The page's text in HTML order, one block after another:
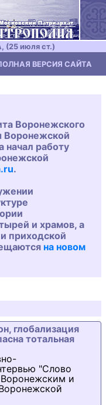
(25 июля ст.)
ВЕРСИЯ САЙТА
Воронежского
Воронежской
начал работу
.
и храмов, а
приходской
на новом
глобализация
тотальная
"Слово
и